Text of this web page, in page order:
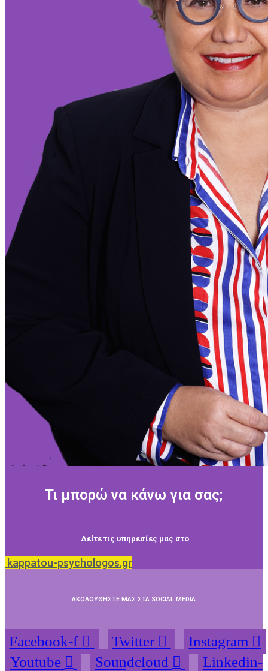
Τι μπορώ να κάνω για σας;
Δείτε τις υπηρεσίες μας στο
kappatou-psychologos.gr
ΑΚΟΛΟΥΘΗΣΤΕ ΜΑΣ ΣΤΑ SOCIAL MEDIA
Facebook-f Twitter
Instagram
Youtube
Soundcloud Linkedin-